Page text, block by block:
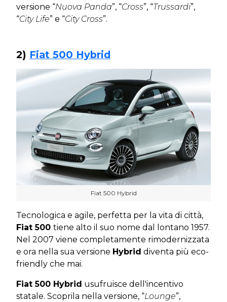
versione “Nuova Panda”, “Cross”, “Trussardi”,
“City Life” e “City Cross”.
2) Fiat 500 Hybrid
Fiat 500 Hybrid
Tecnologica e agile, perfetta per la vita di città,
Fiat 500 tiene alto il suo nome dal lontano 1957.
Nel 2007 viene completamente rimodernizzata
e ora nella sua versione Hybrid diventa più eco-
friendly che mai.
Fiat 500 Hybrid usufruisce dell'incentivo
statale. Scoprila nella versione, “Lounge”,